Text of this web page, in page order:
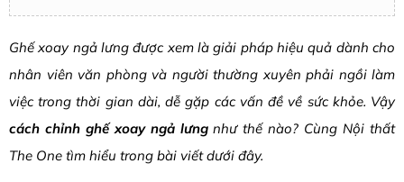
Ghế xoay ngả lưng được xem là giải pháp hiệu quả dành cho
nhân viên văn phòng và người thường xuyên phải ngồi làm
việc trong thời gian dài, dễ gặp các vấn đề về sức khỏe. Vậy
cách chỉnh ghế xoay ngả lưngnhư thế nào? CùngNội thất
The One tìm hiểu trong bài viết dưới đây.